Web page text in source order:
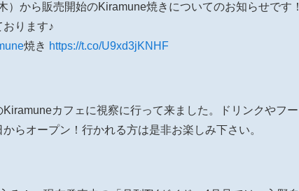
）から販売開始のKiramune焼きについてのお知らせです！
ります♪
焼き https://t.co/U9xd3jKNHF
Kiramuneカフェに視察に行って来ました。ドリンクやフー
らオープン！行かれる方は是非お楽しみ下さい。